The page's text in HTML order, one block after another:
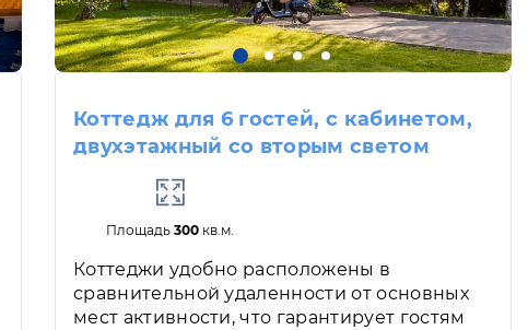
Коттедж для 6 гостей, с кабинетом,
двухэтажный со вторым светом
Площадь300 кв.м.
Коттеджи удобно расположены в
сравнительной удаленности от основных
мест активности, что гарантирует гостям